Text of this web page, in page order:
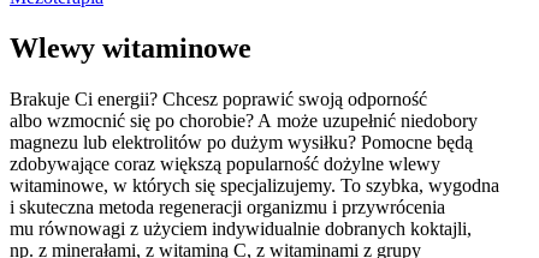
Wlewy witaminowe
Brakuje Ci energii? Chcesz poprawić swoją odporność
albo wzmocnić się po chorobie? A może uzupełnić niedobory
magnezu lub elektrolitów po dużym wysiłku? Pomocne będą
zdobywające coraz większą popularność dożylne wlewy
witaminowe, w których się specjalizujemy. To szybka, wygodna
i skuteczna metoda regeneracji organizmu i przywrócenia
mu równowagi z użyciem indywidualnie dobranych koktajli,
np. z minerałami, z witaminą C, z witaminami z grupy